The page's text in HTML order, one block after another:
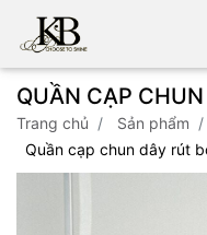
QUẦN CẠP
trang chủ sản phẩm
quần cạp chun dây rút